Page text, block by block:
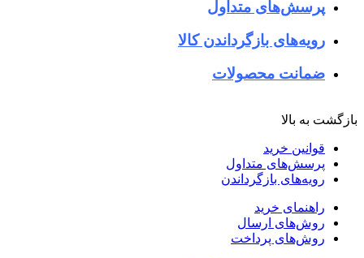
پرسش‌های متداول
رویه‌های بازگرداندن کالا
ضمانت محصولات
به بالا
قوانین خرید
پرسش‌های متداول
رویه‌های بازگرداندن
راهنمای خرید
روش‌های ارسال
روش‌های پرداخت